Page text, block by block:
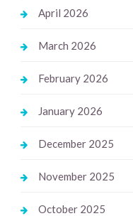
April 2026
March 2026
February 2026
January 2026
December 2025
November 2025
October 2025